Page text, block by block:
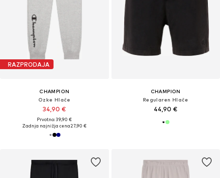
RAZPRODAJA
CHAMPION
Ozke Hlače
34,90 €
Prvotno: 39,90 €
Zadnja najnižja cena27,90 €
CHAMPION
Regularen Hlače
44,90 €